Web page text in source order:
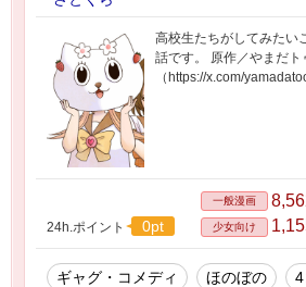
高校生たちがしてみたい
話です。 原作／やまだト
（https://x.com/
24h.ポイント 0pt
一般漫画
少女向け
ギャグ・コメディ ほのぼの